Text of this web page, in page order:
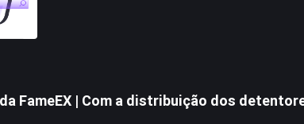
FameEX | Com a distribuição dos